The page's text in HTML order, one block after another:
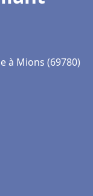
à Mions (69780)